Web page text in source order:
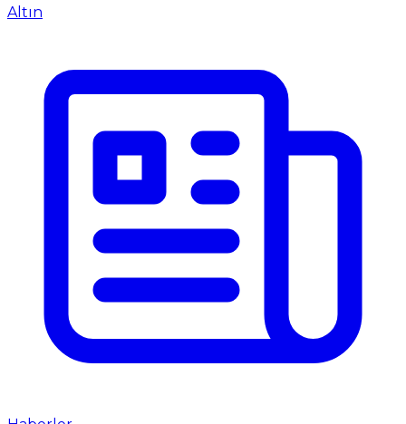
Altın